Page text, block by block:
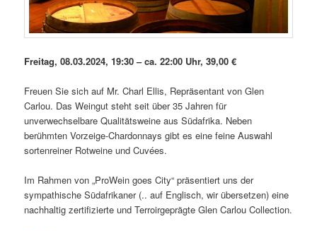
Freitag, 08.03.2024, 19:30 – ca. 22:00 Uhr, 39,00 €
Freuen Sie sich auf Mr. Charl Ellis, Repräsentant von Glen
Carlou. Das Weingut steht seit über 35 Jahren für
unverwechselbare Qualitätsweine aus Südafrika. Neben
berühmten Vorzeige-Chardonnays gibt es eine feine Auswahl
sortenreiner Rotweine und Cuvées.
Im Rahmen von „ProWein goes City“ präsentiert uns der
sympathische Südafrikaner (.. auf Englisch, wir übersetzen) eine
nachhaltig zertifizierte und Terroirgeprägte Glen Carlou Collection.